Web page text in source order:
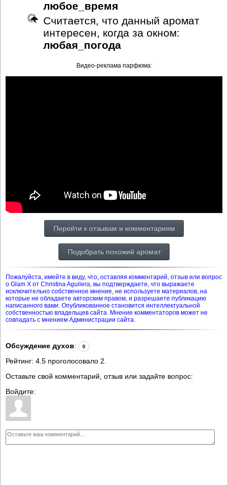
любое_время
Считается, что данный аромат
интересен, когда за окном:
любая_погода
Видео-реклама парфюма:
Перейти к отзывам и комментариям
Подобрать похожий аромат
Пожалуйста, имейте в виду, что, оставляя комментарий, отзыв или вопрос
о Glam X от Christina Aguilera, вы подтверждаете, что выражаете
исключительно собственное мнение, не используете материалов, на
которые не обладаете авторским правом, и разрешаете публикацию
написанного вами. Опубликованное становится интеллектуальной
собственностью владельцев сайта. Мнение комментаторов может не
совпадать с мнением Администрации сайта.
Обсуждение духов: 0
Рейтинг: 4.5 проголосовало 2.
Оставьте свой комментарий, отзыв или задайте вопрос:
Войдите: